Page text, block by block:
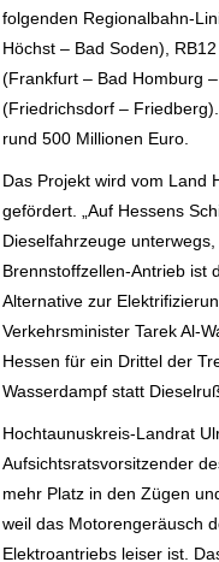
folgenden Regionalbahn-
Höchst – Bad Soden),
(Frankfurt – Bad Homburg
(Friedrichsdorf –
rund 500 Millionen Euro.
Das Projekt wird vom Land
gefördert.„Auf Hessens
Dieselfahrzeuge
Brennstoffzellen-Antrieb ist
Alternative zur
Verkehrsminister Tarek Al-
Hessen für ein Drittel der
Wasserdampf statt
Hochtaunuskreis-Landrat
Aufsichtsratsvorsitzender
mehr Platz in den Zügen
weil das Motorengeräusch
Elektroantriebs leiser ist.